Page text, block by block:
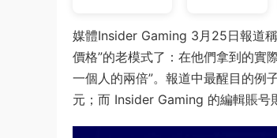
媒體Insider Gaming 3月25日報道
價格”的老模式了：在他們拿到的實
一個人的兩倍”。報道中最醒目的
元；而 Insider Gaming 的編輯賬号